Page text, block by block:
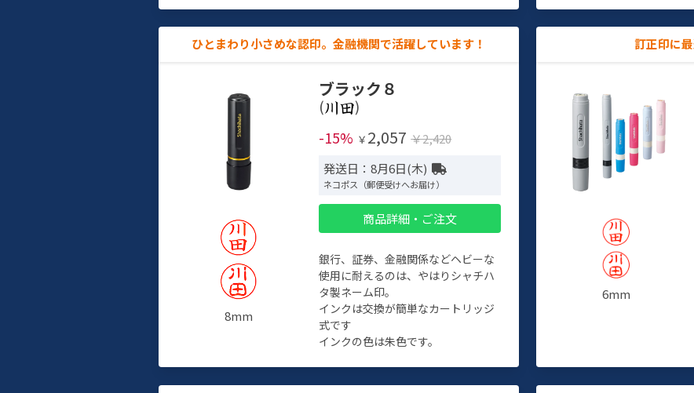
ひとまわり小さめな認印。金融機関で活躍しています！
8mm
ブラック８
(
)
-15% ￥ 2,057 ￥2,420
発送日：8月6日(木)
ネコポス（郵便受けへお届け）
商品詳細・ご注文
銀行、証券、金融関係などヘビーな
使用に耐えるのは、やはりシャチハ
タ製ネーム印。
インクは交換が簡単なカートリッジ
式です
インクの色は朱色です。
訂正印に
6mm